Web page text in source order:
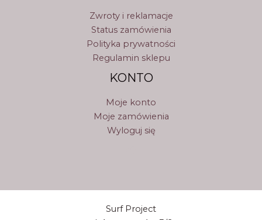
Zwroty i reklamacje
Status zamówienia
Polityka prywatności
Regulamin sklepu
KONTO
Moje konto
Moje zamówienia
Wyloguj się
Surf Project